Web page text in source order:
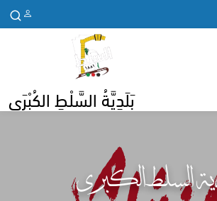
بَلَدِيَّةُ السَّلْطِ الكُبْرَى
السلط الكبرى